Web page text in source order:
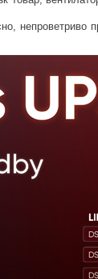
непроветриво